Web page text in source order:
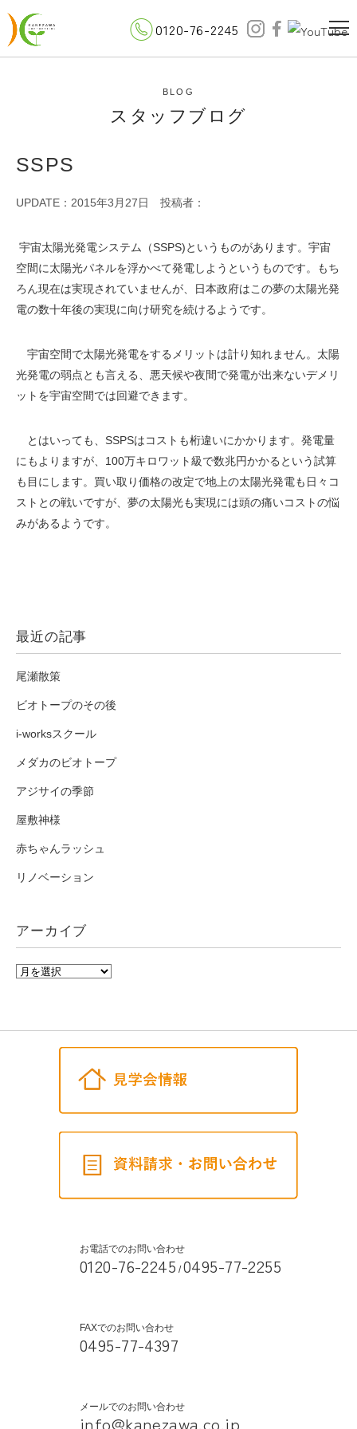
0120-76-2245
BLOG
スタッフブログ
SSPS
UPDATE：2015年3月27日 投稿者：
宇宙太陽光発電システム（SSPS)というものがあります。宇宙
空間に太陽光パネルを浮かべて発電しようというものです。もち
ろん現在は実現されていませんが、日本政府はこの夢の太陽光発
電の数十年後の実現に向け研究を続けるようです。
宇宙空間で太陽光発電をするメリットは計り知れません。太陽
光発電の弱点とも言える、悪天候や夜間で発電が出来ないデメリ
ットを宇宙空間では回避できます。
とはいっても、SSPSはコストも桁違いにかかります。発電量
にもよりますが、100万キロワット級で数兆円かかるという試算
も目にします。買い取り価格の改定で地上の太陽光発電も日々コ
ストとの戦いですが、夢の太陽光も実現には頭の痛いコストの悩
みがあるようです。
最近の記事
尾瀬散策
ビオトープのその後
i-worksスクール
メダカのビオトープ
アジサイの季節
屋敷神様
赤ちゃんラッシュ
リノベーション
アーカイブ
お電話でのお問い合わせ
0120-76-2245 /0495-77-2255
FAXでのお問い合わせ
0495-77-4397
メールでのお問い合わせ
info@kanezawa.co.jp